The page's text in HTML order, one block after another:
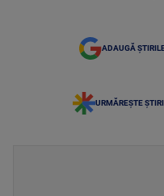
ADAUGĂ
URMĂREȘTE